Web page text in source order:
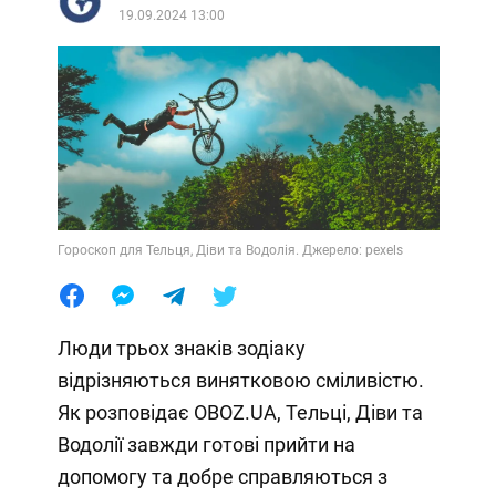
19.09.2024 13:00
Гороскоп для Тельця, Діви та Водолія. Джерело: pexels
Люди трьох знаків зодіаку
відрізняються винятковою сміливістю.
Як розповідає OBOZ.UA, Тельці, Діви та
Водолії завжди готові прийти на
допомогу та добре справляються з